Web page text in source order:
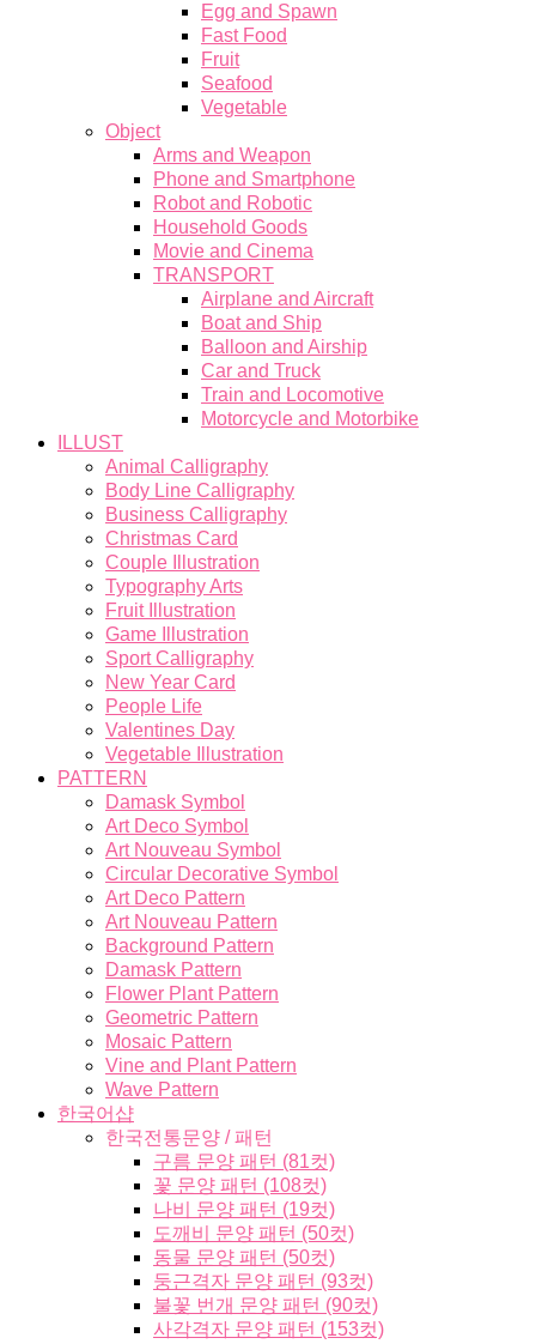
Egg and Spawn
Fast Food
Fruit
Seafood
Vegetable
Object
Arms and Weapon
Phone and Smartphone
Robot and Robotic
Household Goods
Movie and Cinema
TRANSPORT
Airplane and Aircraft
Boat and Ship
Balloon and Airship
Car and Truck
Train and Locomotive
Motorcycle and Motorbike
ILLUST
Animal Calligraphy
Body Line Calligraphy
Business Calligraphy
Christmas Card
Couple Illustration
Typography Arts
Fruit Illustration
Game Illustration
Sport Calligraphy
New Year Card
People Life
Valentines Day
Vegetable Illustration
PATTERN
Damask Symbol
Art Deco Symbol
Art Nouveau Symbol
Circular Decorative Symbol
Art Deco Pattern
Art Nouveau Pattern
Background Pattern
Damask Pattern
Flower Plant Pattern
Geometric Pattern
Mosaic Pattern
Vine and Plant Pattern
Wave Pattern
한국어샵
한국전통문양 / 패턴
구름 문양 패턴 (81컷)
꽃 문양 패턴 (108컷)
나비 문양 패턴 (19컷)
도깨비 문양 패턴 (50컷)
동물 문양 패턴 (50컷)
둥근격자 문양 패턴 (93컷)
불꽃 번개 문양 패턴 (90컷)
사각격자 문양 패턴 (153컷)